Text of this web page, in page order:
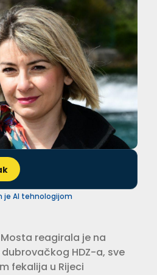
je AI tehnologijom
reagirala je na
HDZ-a, sve
fekalija u Rijeci